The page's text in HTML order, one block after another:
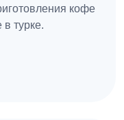
кофе
в турке.